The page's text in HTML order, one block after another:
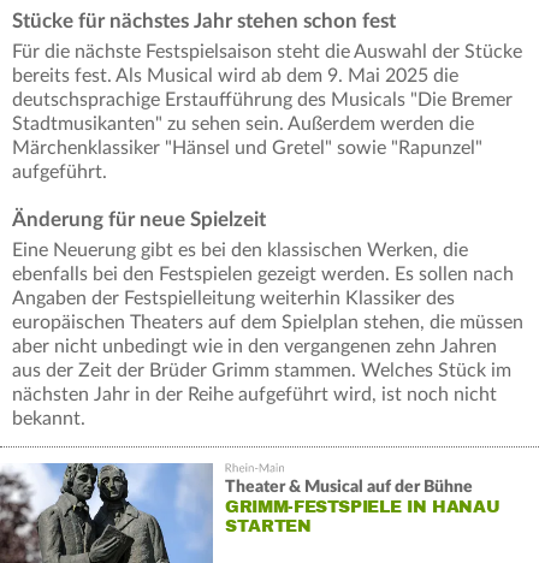
Stücke für nächstes Jahr stehen schon fest
Für die nächste Festspielsaison steht die Auswahl der Stücke
bereits fest. Als Musical wird ab dem 9. Mai 2025 die
deutschsprachige Erstaufführung des Musicals "Die Bremer
Stadtmusikanten" zu sehen sein. Außerdem werden die
Märchenklassiker "Hänsel und Gretel" sowie "Rapunzel"
aufgeführt.
Änderung für neue Spielzeit
Eine Neuerung gibt es bei den klassischen Werken, die
ebenfalls bei den Festspielen gezeigt werden. Es sollen nach
Angaben der Festspielleitung weiterhin Klassiker des
europäischen Theaters auf dem Spielplan stehen, die müssen
aber nicht unbedingt wie in den vergangenen zehn Jahren
aus der Zeit der Brüder Grimm stammen. Welches Stück im
nächsten Jahr in der Reihe aufgeführt wird, ist noch nicht
bekannt.
Theater & Musical auf der Bühne
GRIMM-FESTSPIELE IN HANAU
STARTEN